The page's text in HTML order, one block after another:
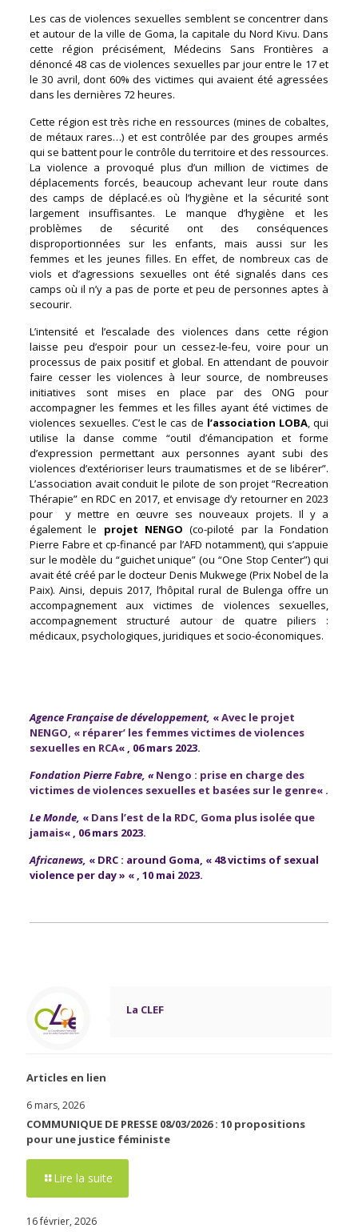
Les cas de violences sexuelles semblent se concentrer dans
et autour de la ville de Goma, la capitale du Nord Kivu. Dans
cette région précisément, Médecins Sans Frontières a
dénoncé 48 cas de violences sexuelles par jour entre le 17 et
le 30 avril, dont 60% des victimes qui avaient été agressées
dans les dernières 72 heures.
Cette région est très riche en ressources (mines de cobaltes,
de métaux rares…) et est contrôlée par des groupes armés
qui se battent pour le contrôle du territoire et des ressources.
La violence a provoqué plus d’un million de victimes de
déplacements forcés, beaucoup achevant leur route dans
des camps de déplacé.es où l’hygiène et la sécurité sont
largement insuffisantes. Le manque d’hygiène et les
problèmes de sécurité ont des conséquences
disproportionnées sur les enfants, mais aussi sur les
femmes et les jeunes filles. En effet, de nombreux cas de
viols et d’agressions sexuelles ont été signalés dans ces
camps où il n’y a pas de porte et peu de personnes aptes à
secourir.
L’intensité et l’escalade des violences dans cette région
laisse peu d’espoir pour un cessez-le-feu, voire pour un
processus de paix positif et global. En attendant de pouvoir
faire cesser les violences à leur source, de nombreuses
initiatives sont mises en place par des ONG pour
accompagner les femmes et les filles ayant été victimes de
violences sexuelles. C’est le cas de l’association LOBA, qui
utilise la danse comme “outil d’émancipation et forme
d’expression permettant aux personnes ayant subi des
violences d’extérioriser leurs traumatismes et de se libérer”.
L’association avait conduit le pilote de son projet “Recreation
Thérapie” en RDC en 2017, et envisage d’y retourner en 2023
pour y mettre en œuvre ses nouveaux projets. Il y a
également le projet NENGO (co-piloté par la Fondation
Pierre Fabre et cp-financé par l’AFD notamment), qui s’appuie
sur le modèle du “guichet unique” (ou “One Stop Center”) qui
avait été créé par le docteur Denis Mukwege (Prix Nobel de la
Paix). Ainsi, depuis 2017, l’hôpital rural de Bulenga offre un
accompagnement aux victimes de violences sexuelles,
accompagnement structuré autour de quatre piliers :
médicaux, psychologiques, juridiques et socio-économiques.
Agence Française de développement, «Avec le projet
NENGO, « réparer’ les femmes victimes de violences
sexuelles en RCA« , 06 mars 2023.
Fondation Pierre Fabre, « Nengo : prise en charge des
victimes de violences sexuelles et basées sur le genre« .
Le Monde, « Dans l’est de la RDC, Goma plus isolée que
jamais« , 06 mars 2023.
Africanews, « DRC : around Goma, « 48 victims of sexual
violence per day » « , 10 mai 2023.
La CLEF
Articles en lien
6 mars, 2026
COMMUNIQUE DE PRESSE 08/03/2026 : 10 propositions
pour une justice féministe
Lire la suite
16 février, 2026